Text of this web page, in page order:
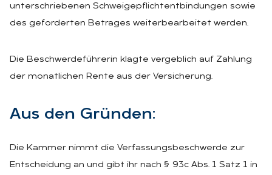
unterschriebenen Schweigepflichtentbindungen sowie
des geforderten Betrages weiterbearbeitet werden.
Die Beschwerdeführerin klagte vergeblich auf Zahlung
der monatlichen Rente aus der Versicherung.
Aus den Grün­den:
Die Kammer nimmt die Verfassungsbeschwerde zur
Entscheidung an und gibt ihr nach § 93c Abs. 1 Satz 1 in